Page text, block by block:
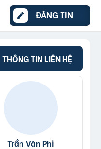
ĐĂNG TIN
THÔNG TIN LIÊN HỆ
Trần Văn Phi